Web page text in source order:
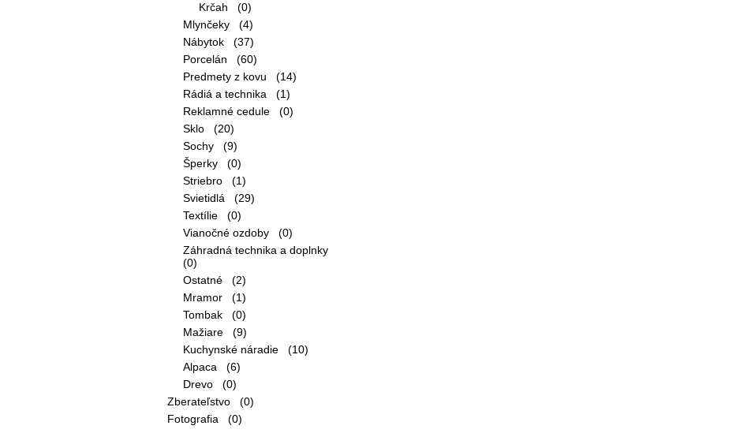
Krčah (0)
Mlynčeky (4)
Nábytok (37)
Porcelán (60)
Predmety z kovu (14)
Rádiá a technika (1)
Reklamné cedule (0)
Sklo (20)
Sochy (9)
Šperky (0)
Striebro (1)
Svietidlá (29)
Textílie (0)
Vianočné ozdoby (0)
Záhradná technika a doplnky
(0)
Ostatné (2)
Mramor (1)
Tombak (0)
Mažiare (9)
Kuchynské náradie (10)
Alpaca (6)
Drevo (0)
Zberateľstvo (0)
Fotografia (0)